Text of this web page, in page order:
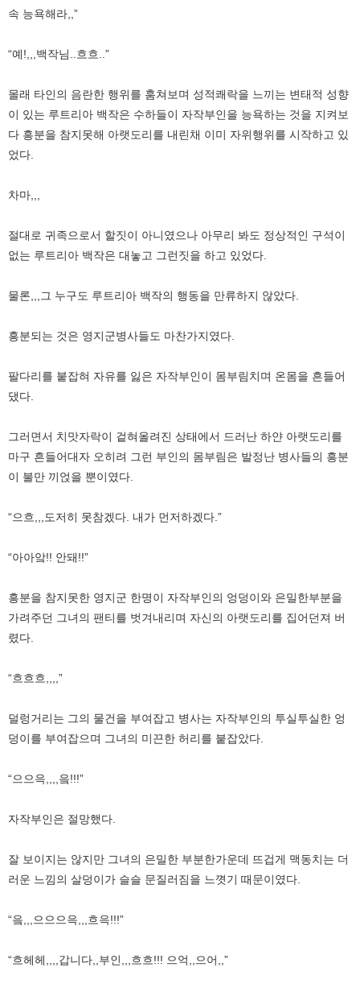
속 능욕해라,,”
“예!,,,백작님..흐흐..”
몰래 타인의 음란한 행위를 훔쳐보며 성적쾌락을 느끼는 변태적 성향
이 있는 루트리아 백작은 수하들이 자작부인을 능욕하는 것을 지켜보
다 흥분을 참지못해 아랫도리를 내린채 이미 자위행위를 시작하고 있
었다.
차마,,,
절대로 귀족으로서 할짓이 아니였으나 아무리 봐도 정상적인 구석이
없는 루트리아 백작은 대놓고 그런짓을 하고 있었다.
물론,,,그 누구도 루트리아 백작의 행동을 만류하지 않았다.
흥분되는 것은 영지군병사들도 마찬가지였다.
팔다리를 붙잡혀 자유를 잃은 자작부인이 몸부림치며 온몸을 흔들어
댔다.
그러면서 치맛자락이 겉혀올려진 상태에서 드러난 하얀 아랫도리를
마구 흔들어대자 오히려 그런 부인의 몸부림은 발정난 병사들의 흥분
이 불만 끼얹을 뿐이였다.
“으흐,,,도저히 못참겠다. 내가 먼저하겠다.”
“아아앜!! 안돼!!”
흥분을 참지못한 영지군 한명이 자작부인의 엉덩이와 은밀한부분을
가려주던 그녀의 팬티를 벗겨내리며 자신의 아랫도리를 집어던져 버
렸다.
“흐흐흐,,,,”
덜렁거리는 그의 물건을 부여잡고 병사는 자작부인의 투실투실한 엉
덩이를 부여잡으며 그녀의 미끈한 허리를 붙잡았다.
“으으윽,,,,읔!!!”
자작부인은 절망했다.
잘 보이지는 않지만 그녀의 은밀한 부분한가운데 뜨겁게 맥동치는 더
러운 느낌의 살덩이가 슬슬 문질러짐을 느꼇기 때문이였다.
“읔,,,으으으윽,,,흐윽!!!”
“흐헤헤,,,,갑니다,,부인,,,흐흐!!! 으억,,으어,,”